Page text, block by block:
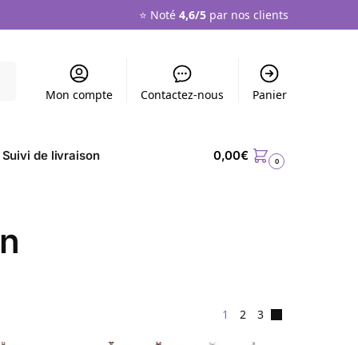
⭐️ Noté 4,6/5 par nos clients
Mon compte Contactez-nous Panier
de livraison 0,00€ 0
1 2 3